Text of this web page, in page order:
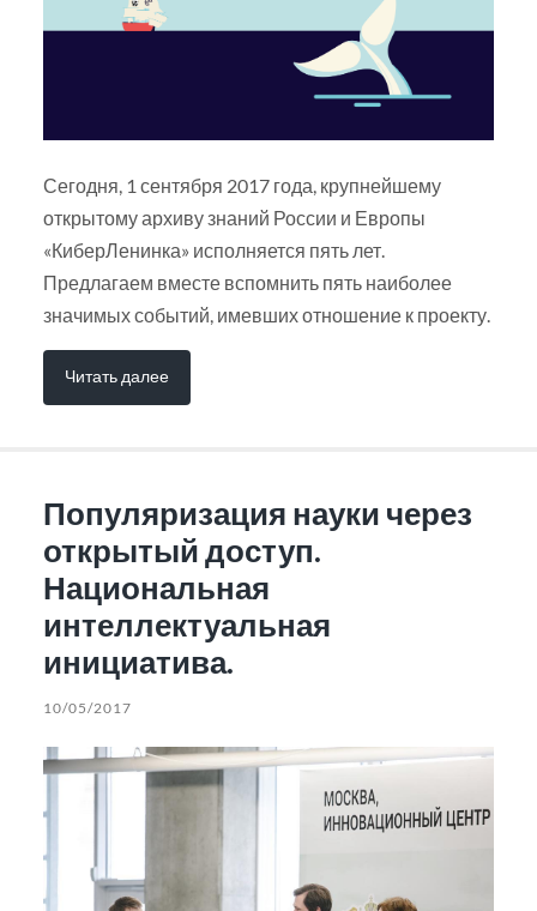
Сегодня, 1 сентября 2017 года, крупнейшему
открытому архиву знаний России и Европы
«КиберЛенинка» исполняется пять лет.
Предлагаем вместе вспомнить пять наиболее
значимых событий, имевших отношение к проекту.
Читать далее
Популяризация науки через
открытый доступ.
Национальная
интеллектуальная
инициатива.
10/05/2017